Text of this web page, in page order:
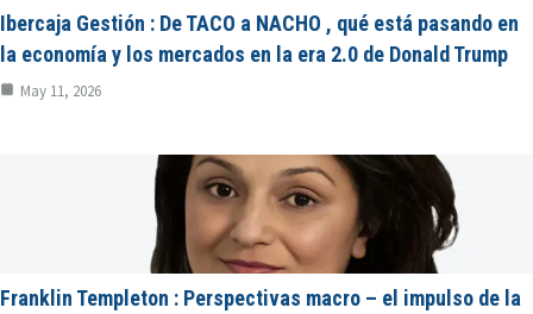
Ibercaja Gestión : De TACO a NACHO , qué está pasando en
la economía y los mercados en la era 2.0 de Donald Trump
May 11, 2026
Franklin Templeton : Perspectivas macro – el impulso de la